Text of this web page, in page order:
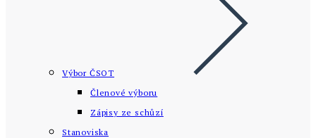
Výbor ČSOT
Členové výboru
Zápisy ze schůzí
Stanoviska